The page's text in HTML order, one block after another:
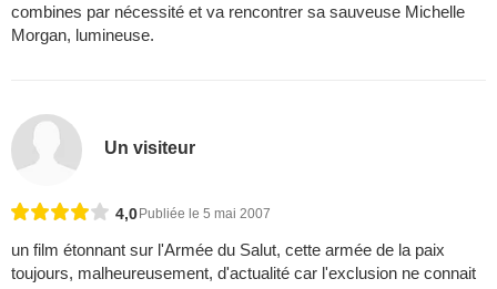
combines par nécessité et va rencontrer sa sauveuse Michelle
Morgan, lumineuse.
Un visiteur
4,0Publiée le 5 mai 2007
un film étonnant sur l'Armée du Salut, cette armée de la paix
toujours, malheureusement, d'actualité car l'exclusion ne connait